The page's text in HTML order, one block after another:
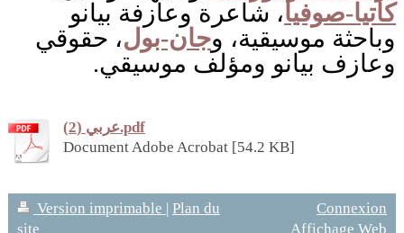
كاتيا-صوفيا، شاعرة وعازفة بيانو
وباحثة موسيقية، وجان-بول، حقوقي
وعازف بيانو ومؤلف موسيقي.
عربي (2).pdf
Document Adobe Acrobat [54.2 KB]
Version imprimable
Plan du
site
Connexion
Affichage Web